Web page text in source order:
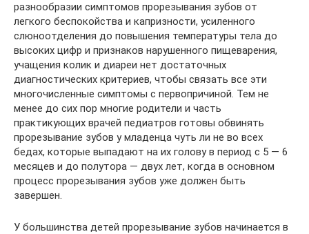
разнообразии симптомов прорезывания зубов от
легкого беспокойства и капризности, усиленного
слюноотделения до повышения температуры тела до
высоких цифр и признаков нарушенного пищеварения,
учащения колик и диареи нет достаточных
диагностических критериев, чтобы связать все эти
многочисленные симптомы с первопричиной. Тем не
менее до сих пор многие родители и часть
практикующих врачей педиатров готовы обвинять
прорезывание зубов у младенца чуть ли не во всех
бедах, которые выпадают на их голову в период с 5 — 6
месяцев и до полутора — двух лет, когда в основном
процесс прорезывания зубов уже должен быть
завершен.
У большинства детей прорезывание зубов начинается в